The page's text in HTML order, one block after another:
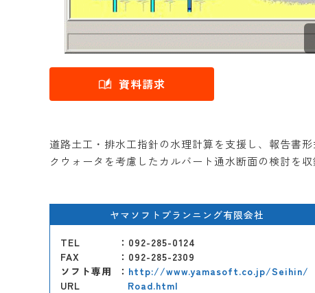
資料請求
道路土工・排水工指針の水理計算を支援し、報告書
クウォータを考慮したカルバート通水断面の検討を収
ヤマソフトプランニング有限会社
TEL
：092-285-0124
FAX
：092-285-2309
ソフト専用
URL
： http://www.yamasoft.co.jp/Seihin/
Road.html